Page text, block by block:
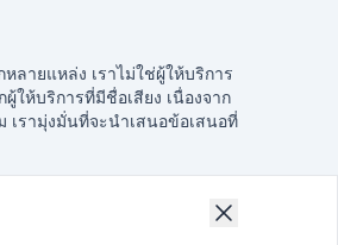
ลายแหล่ง เราไม่ใช่ผู้ให้บริการ
ให้บริการที่มีชื่อเสียง เนื่องจาก
เรามุ่งมั่นที่จะนำเสนอข้อเสนอที่